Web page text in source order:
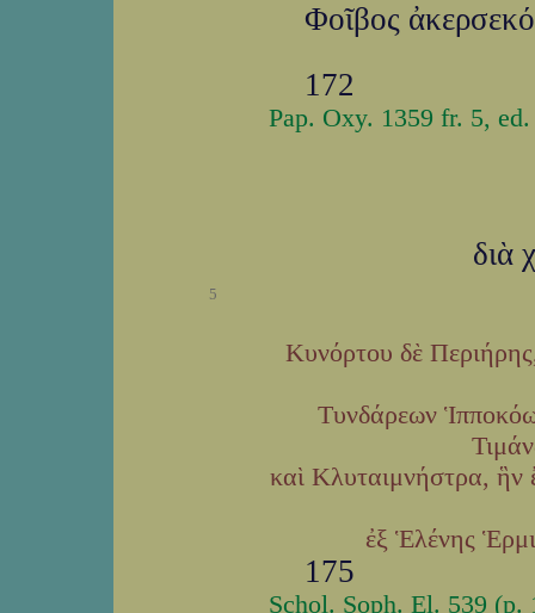
Φοῖβος
172
Pap. Oxy. 1359 fr. 5,
διὰ
5
Κυνόρτου δὲ
Τυνδάρεων
καὶ Κλυταιμνήστρα,
ἐξ Ἑλένης
175
Schol. Soph. El. 539 (p.